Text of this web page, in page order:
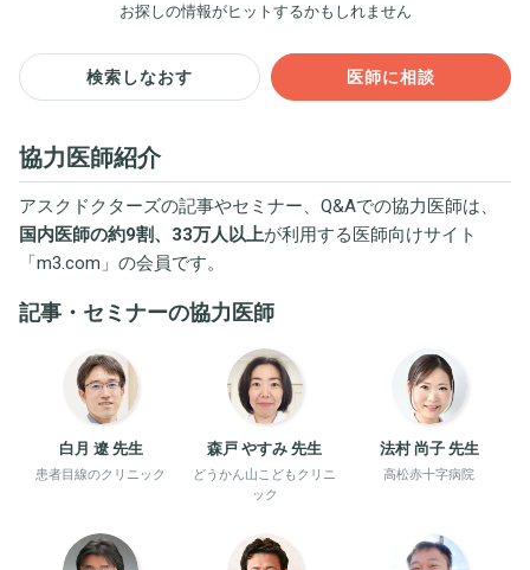
お探しの情報がヒットするかもしれません
検索しなおす 医師に相談
協力医師紹介
アスクドクターズの記事やセミナー、Q&Aでの協力医師は、
国内医師の約9割、33万人以上が利用する医師向けサイト
「m3.com 」の会員です。
記事・セミナーの協力医師
白月 遼 先生
患者目線のクリニック
森戸 やすみ 先生
どうかん山こどもクリニ
ック
法村 尚子 先生
高松赤十字病院